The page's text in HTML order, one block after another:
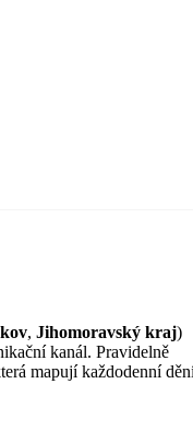
, Jihomoravský kraj)
kanál. Pravidelně
mapují každodenní